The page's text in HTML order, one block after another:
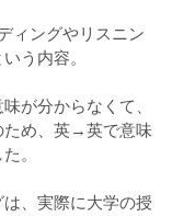
ィングやリスニン
う内容。
が分からなくて、
ため、英→英で意味
。
、実際に大学の授